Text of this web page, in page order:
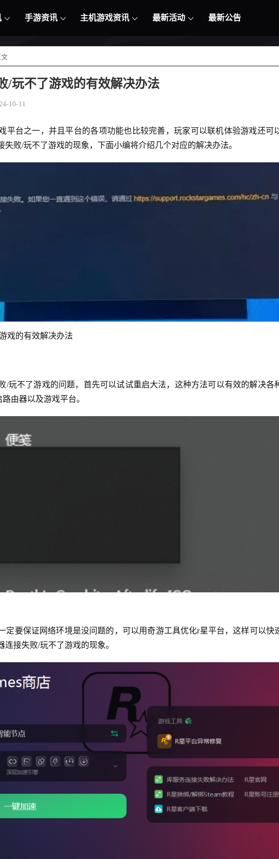
手游资讯 主机游戏资讯 最新活动 最新公告
/玩不了游戏的有效解决办法
10-11
平台之一，并且平台的各项功能也比较完善，玩家可以联机体验游戏还可
失败/玩不了游戏的现象，下面小编将介绍几个对应的解决办法。
戏的有效解决办法
/玩不了游戏的问题，首先可以试试重启大法，这种方法可以有效的解决各
由器以及游戏平台。
定要保证网络环境是没问题的，可以用奇游工具优化r星平台，这样可以快
接失败/玩不了游戏的现象。